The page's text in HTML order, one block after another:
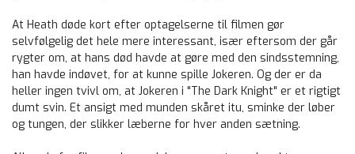
At Heath døde kort efter optagelserne til filmen gør
selvfølgelig det hele mere interessant, især eftersom der går
rygter om, at hans død havde at gøre med den sindsstemning,
han havde indøvet, for at kunne spille Jokeren. Og der er da
heller ingen tvivl om, at Jokeren i "The Dark Knight" er et rigtigt
dumt svin. Et ansigt med munden skåret itu, sminke der løber
og tungen, der slikker læberne for hver anden sætning.